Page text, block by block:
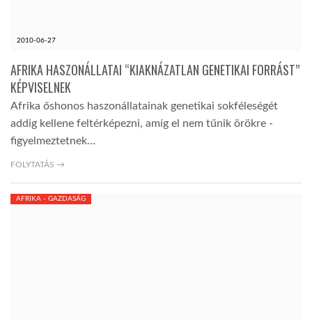
2010-06-27
AFRIKA HASZONÁLLATAI “KIAKNÁZATLAN GENETIKAI FORRÁST”
KÉPVISELNEK
Afrika őshonos haszonállatainak genetikai sokféleségét
addig kellene feltérképezni, amíg el nem tűnik örökre -
figyelmeztetnek…
FOLYTATÁS →
AFRIKA - GAZDASÁG